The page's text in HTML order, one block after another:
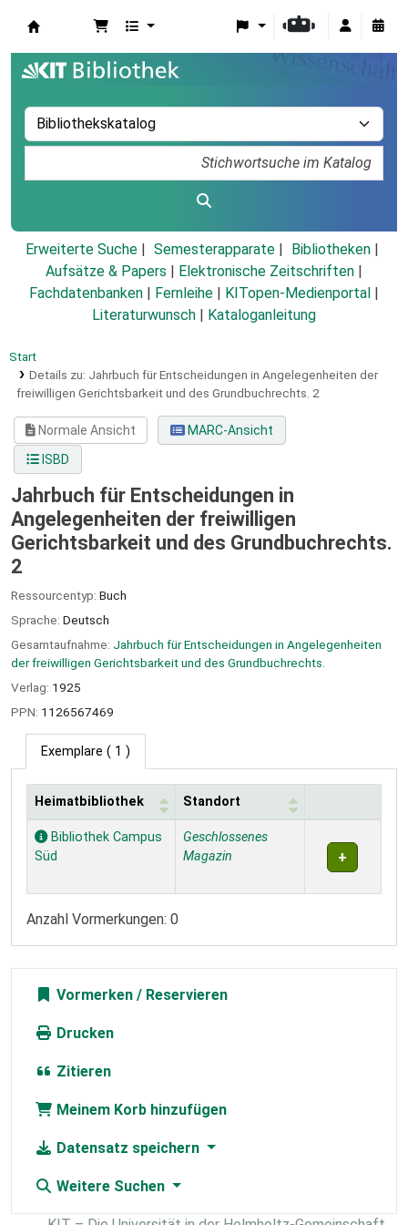
Erweiterte Suche Semesterapparate
Bibliotheken
Aufsätze & Papers
Elektronische Zeitschriften
Fachdatenbanken
Fernleihe KITopen-Medienportal
Literaturwunsch
Kataloganleitung
Start
Details zu: Jahrbuch für Entscheidungen in Angelegenheiten der
freiwilligen Gerichtsbarkeit und des Grundbuchrechts. 2
Normale Ansicht
MARC-Ansicht
ISBD
Jahrbuch für Entscheidungen in
Angelegenheiten der freiwilligen
Gerichtsbarkeit und des Grundbuchrechts.
2
Ressourcentyp: Buch
Sprache: Deutsch
Gesamtaufnahme: Jahrbuch für Entscheidungen in Angelegenheiten
der freiwilligen Gerichtsbarkeit und des Grundbuchrechts.
Verlag: 1925
PPN: 1126567469
Exemplare ( 1 )
Exemplare
Heimatbibliothek Standort
Bibliothek Campus
Süd
Geschlossenes
Magazin
Anzahl Vormerkungen: 0
Vormerken
Drucken
Zitieren
Meinem Korb hinzufügen
Datensatz speichern
Weitere Suchen